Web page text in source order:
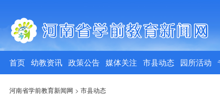
首页 幼教资讯 政策公告 媒体关注 市县动态 园所活动
河南省学前教育新闻网 >市县动态